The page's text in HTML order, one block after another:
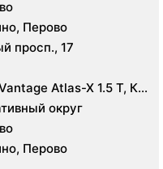
Перово
просп., 17
Atlas-X 1.5 T, КТ
округ
Перово